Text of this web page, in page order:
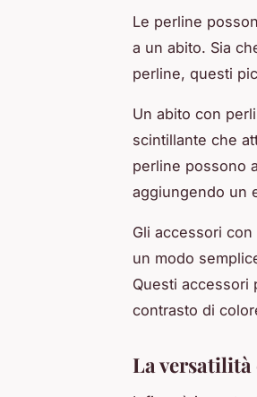
Le perline
a un abito. Sia
perline, questi
Un abito con
scintillante che
perline possono
aggiungendo un
Gli accessori
un modo
Questi accessori
contrasto di
La